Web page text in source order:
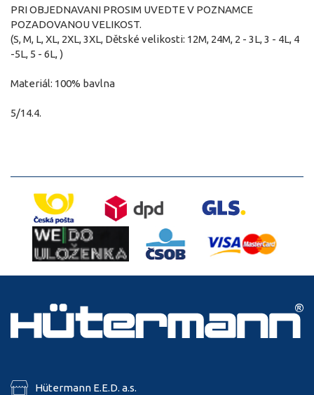
PRI OBJEDNAVANI PROSIM UVEDTE V POZNAMCE
POZADOVANOU VELIKOST.
(S, M, L, XL, 2XL, 3XL, Dětské velikosti: 12M, 24M, 2 - 3L, 3 - 4L, 4
-5L, 5 - 6L, )
Materiál: 100% bavlna
5/14.4.
Hütermann E.E.D. a.s.